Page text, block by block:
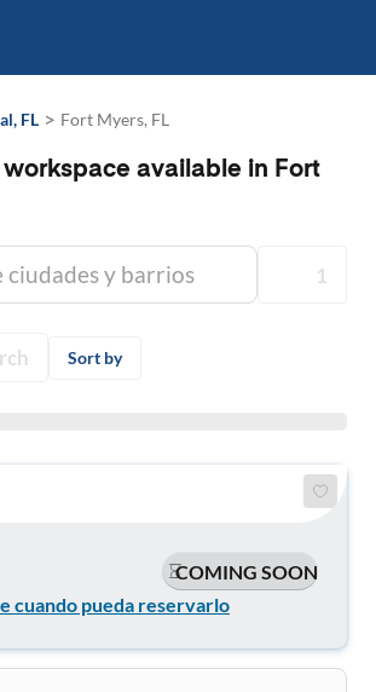
FL > Fort Myers, FL
available in Fort
1
Sort by
COMING SOON
cuando pueda reservarlo